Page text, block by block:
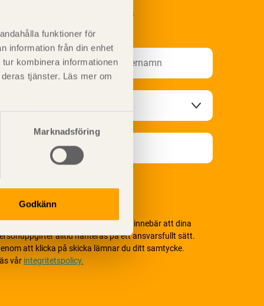
funktioner för
information från din enhet
kombinera informationen
tjänster. Läs mer om
Marknadsföring
Godkänn
på Svenskt Träs
värnar om personlig integritet vilket innebär att dina
alltid hanteras på ett ansvarsfullt sätt.
att klicka på skicka lämnar du ditt samtycke.
vår integritetspolicy.